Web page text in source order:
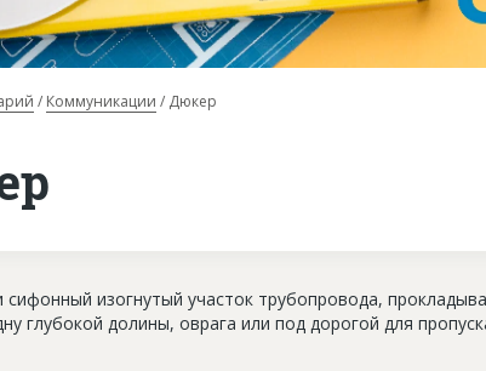
Коммуникации Дюкер
изогнутый участок трубопровода,
глубокой долины, оврага или под дорогой для